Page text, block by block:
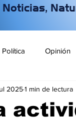
Política Opinión
Entretenimiento y
20251 min de lectura